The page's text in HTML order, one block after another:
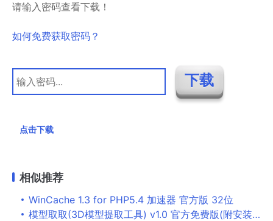
请输入密码查看下载！
如何免费获取密码？
点击下载
相似推荐
WinCache 1.3 for PHP5.4 加速器 官方版 32位
模型取取(3D模型提取工具) v1.0 官方免费版(附安装步骤)